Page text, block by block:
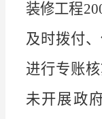
装修工程
及时拨付
进行专账
未开展政